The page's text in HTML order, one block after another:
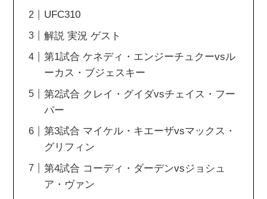
UFC310
解説 実況 ゲスト
第1試合 ケネディ・エンジーチュクーvsル
ーカス・ブジェスキー
第2試合 クレイ・グイダvsチェイス・フー
パー
第3試合 マイケル・キエーザvsマックス・
グリフィン
第4試合 コーディ・ダーデンvsジョシュ
ア・ヴァン